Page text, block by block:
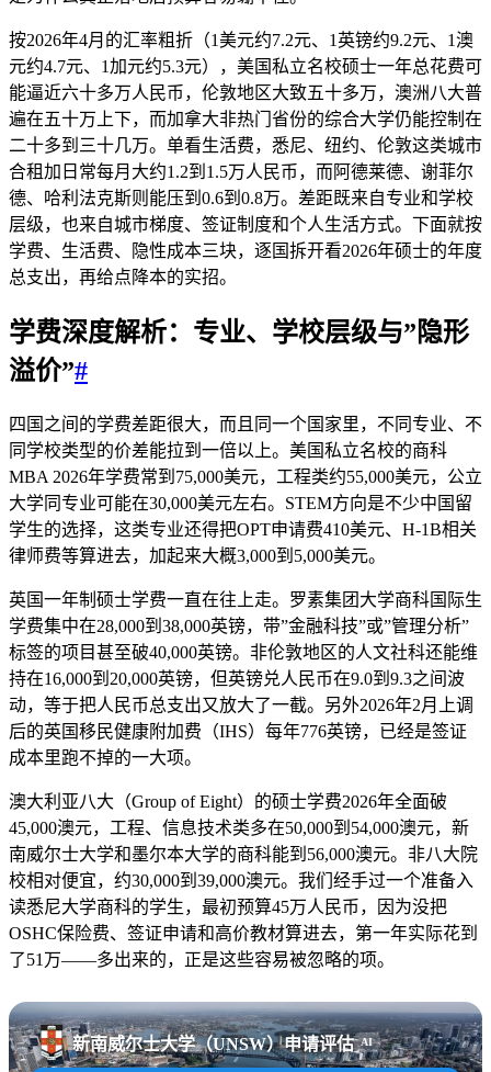
按2026年4月的汇率粗折（1美元约7.2元、1英镑约9.2元、1澳
元约4.7元、1加元约5.3元），美国私立名校硕士一年总花费可
能逼近六十多万人民币，伦敦地区大致五十多万，澳洲八大普
遍在五十万上下，而加拿大非热门省份的综合大学仍能控制在
二十多到三十几万。单看生活费，悉尼、纽约、伦敦这类城市
合租加日常每月大约1.2到1.5万人民币，而阿德莱德、谢菲尔
德、哈利法克斯则能压到0.6到0.8万。差距既来自专业和学校
层级，也来自城市梯度、签证制度和个人生活方式。下面就按
学费、生活费、隐性成本三块，逐国拆开看2026年硕士的年度
总支出，再给点降本的实招。
学费深度解析：专业、学校层级与”隐形
溢价”#
四国之间的学费差距很大，而且同一个国家里，不同专业、不
同学校类型的价差能拉到一倍以上。美国私立名校的商科
MBA 2026年学费常到75,000美元，工程类约55,000美元，公立
大学同专业可能在30,000美元左右。STEM方向是不少中国留
学生的选择，这类专业还得把OPT申请费410美元、H-1B相关
律师费等算进去，加起来大概3,000到5,000美元。
英国一年制硕士学费一直在往上走。罗素集团大学商科国际生
学费集中在28,000到38,000英镑，带”金融科技”或”管理分析”
标签的项目甚至破40,000英镑。非伦敦地区的人文社科还能维
持在16,000到20,000英镑，但英镑兑人民币在9.0到9.3之间波
动，等于把人民币总支出又放大了一截。另外2026年2月上调
后的英国移民健康附加费（IHS）每年776英镑，已经是签证
成本里跑不掉的一大项。
澳大利亚八大（Group of Eight）的硕士学费2026年全面破
45,000澳元，工程、信息技术类多在50,000到54,000澳元，新
南威尔士大学和墨尔本大学的商科能到56,000澳元。非八大院
校相对便宜，约30,000到39,000澳元。我们经手过一个准备入
读悉尼大学商科的学生，最初预算45万人民币，因为没把
OSHC保险费、签证申请和高价教材算进去，第一年实际花到
了51万——多出来的，正是这些容易被忽略的项。
新南威尔士大学（UNSW）申请评估 AI